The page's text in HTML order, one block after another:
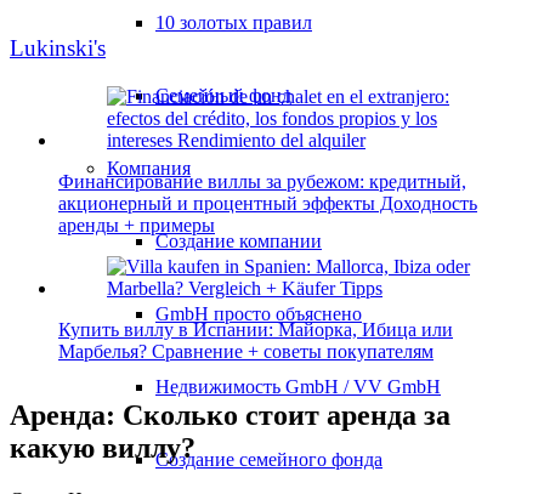
10 золотых правил
Семейный фонд
Компания
Создание компании
GmbH просто объяснено
Недвижимость GmbH / VV GmbH
Создание семейного фонда
Lukinski's
Финансирование виллы за рубежом: кредитный,
акционерный и процентный эффекты Доходность
аренды + примеры
Купить виллу в Испании: Майорка, Ибица или
Марбелья? Сравнение + советы покупателям
Аренда: Сколько стоит аренда за
какую виллу?